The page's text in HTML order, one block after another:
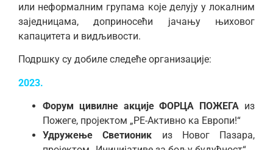
или неформалним групама које делују у локалним
заједницама, доприносећи јачању њиховог
капацитета и видљивости.
Подршку су добиле следеће организације:
2023.
Форум цивилне акције ФОРЦА ПОЖЕГА из
Пожеге, пројектом „РЕ-Активно ка Европи!“
Удружење Светионик из Новог Пазара,